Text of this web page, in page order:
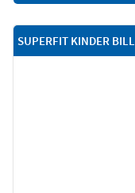
SUPERFIT KINDER BILL